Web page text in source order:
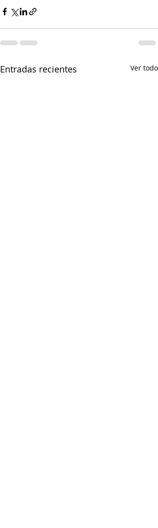
Entradas recientes Ver todo